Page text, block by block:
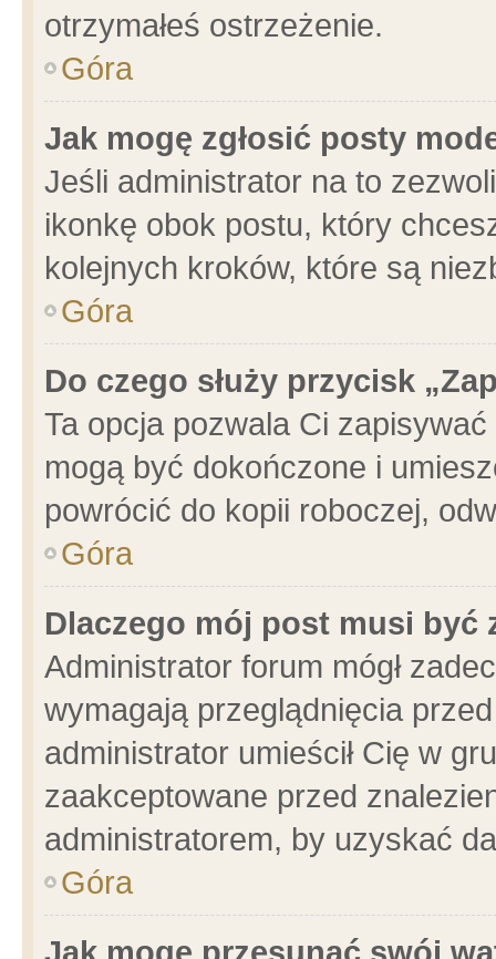
otrzymałeś ostrzeżenie.
Góra
Jak mogę zgłosić posty
Jeśli administrator na to
ikonkę obok postu, który
kolejnych kroków, które są
Góra
Do czego służy przycisk
Ta opcja pozwala Ci
mogą być dokończone i
powrócić do kopii roboczej,
Góra
Dlaczego mój post musi być
Administrator forum mógł
wymagają przeglądnięcia
administrator umieścił Cię w
zaakceptowane przed
administratorem, by uzyskać
Góra